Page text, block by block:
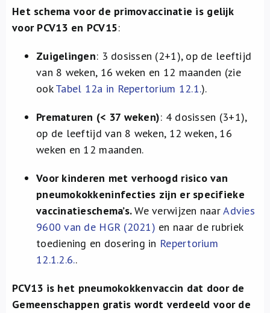
Het schema voor de primovaccinatie is gelijk
voor PCV13 en PCV15:
Zuigelingen: 3 dosissen (2+1), op de leeftijd
van 8 weken, 16 weken en 12 maanden (zie
ookTabel 12a in Repertorium 12.1.).
Prematuren (< 37 weken): 4 dosissen (3+1),
op de leeftijd van 8 weken, 12 weken, 16
weken en 12 maanden.
Voor kinderen met verhoogd risico van
pneumokokkeninfecties zijn er specifieke
vaccinatieschema’s.We verwijzen naarAdvies
9600 van de HGR (2021) en naar de rubriek
toediening en dosering in Repertorium
12.1.2.6..
PCV13 is het pneumokokkenvaccin dat door de
Gemeenschappen gratis wordt verdeeld voor de